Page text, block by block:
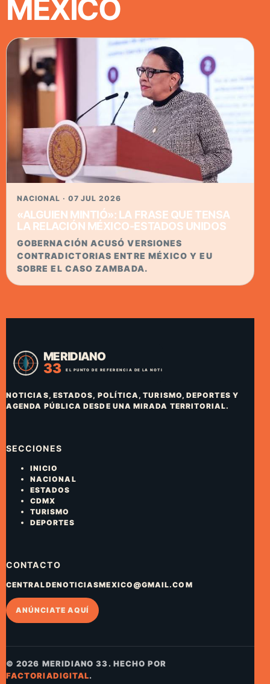
MÉXICO
NACIONAL · 07 JUL 2026
«ALGUIEN MINTIÓ»: LA FRASE QUE TENSA
LA RELACIÓN MÉXICO-ESTADOS UNIDOS
GOBERNACIÓN ACUSÓ VERSIONES
CONTRADICTORIAS ENTRE MÉXICO Y EU
SOBRE EL CASO ZAMBADA.
NOTICIAS, ESTADOS, POLÍTICA, TURISMO, DEPORTES Y
AGENDA PÚBLICA DESDE UNA MIRADA TERRITORIAL.
SECCIONES
INICIO
NACIONAL
ESTADOS
CDMX
TURISMO
DEPORTES
CONTACTO
CENTRALDENOTICIASMEXICO@GMAIL.COM
ANÚNCIATE AQUÍ
© 2026 MERIDIANO 33. HECHO POR
FACTORIADIGITAL.